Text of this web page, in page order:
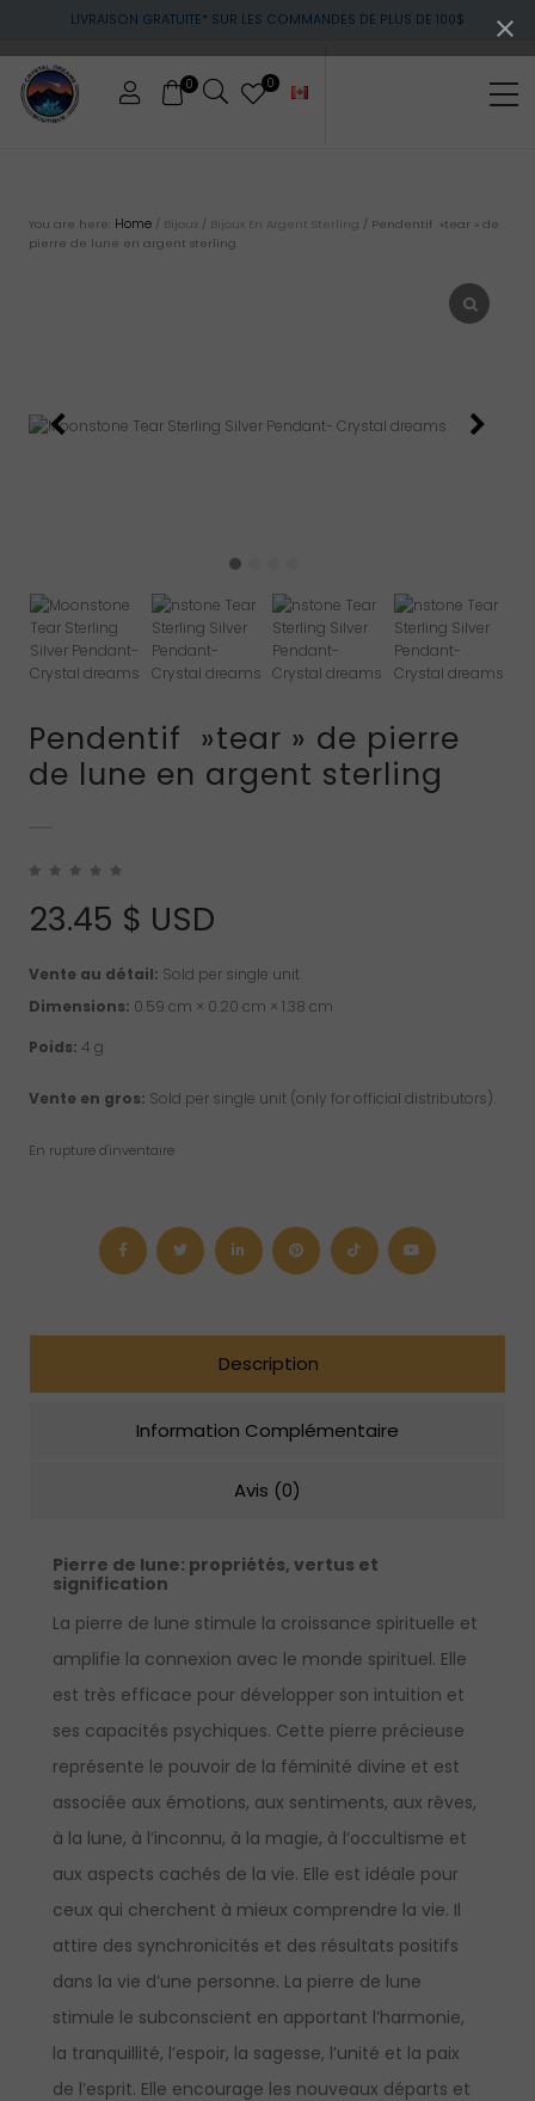
main
content
footer
LIVRAISON GRATUITE* SUR LES COMMANDES DE PLUS DE 100$
pierres
0 0
You are here: Home / Bijoux / Bijoux En Argent Sterling / Pendentif »tear » de
pierre de lune en argent sterling
Pendentif »tear » de pierre
de lune en argent sterling
23.45 $ USD
Vente au détail: Sold per single unit.
Dimensions: 0.59 cm × 0.20 cm × 1.38 cm
Poids: 4 g
Vente en gros: Sold per single unit (only for official distributors).
En rupture d'inventaire
Description
Information Complémentaire
Avis (0)
Pierre de lune: propriétés, vertus et
signification
La pierre de lune stimule la croissance spirituelle et
amplifie la connexion avec le monde spirituel. Elle
est très efficace pour développer son intuition et
ses capacités psychiques. Cette pierre précieuse
représente le pouvoir de la féminité divine et est
associée aux émotions, aux sentiments, aux rêves,
à la lune, à l’inconnu, à la magie, à l’occultisme et
aux aspects cachés de la vie. Elle est idéale pour
ceux qui cherchent à mieux comprendre la vie. Il
attire des synchronicités et des résultats positifs
dans la vie d’une personne. La pierre de lune
stimule le subconscient en apportant l’harmonie,
la tranquillité, l’espoir, la sagesse, l’unité et la paix
de l’esprit. Elle encourage les nouveaux départs et